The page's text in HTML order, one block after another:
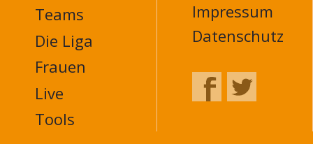
Teams
Die Liga
Frauen
Live
Tools
Impressum
Datenschutz